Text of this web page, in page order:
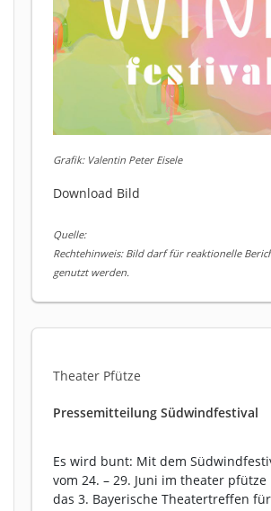
Grafik: Valentin Peter Eisele
Download Bild
Quelle:
Rechtehinweis: Bild darf für reaktionelle
genutzt werden.
Theater Pfütze
Pressemitteilung Südwindfestival
Es wird bunt: Mit dem
vom 24. – 29. Juni im theater
das 3. Bayerische Theatertreffen für